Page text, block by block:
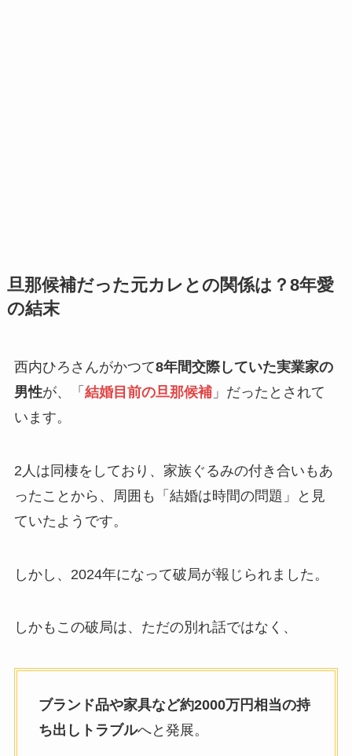
旦那候補だった元カレとの関係は？8年愛
の結末
西内ひろさんがかつて8年間交際していた実業家の
男性が、「 結婚目前の旦那候補」だったとされて
います。
2人は同棲をしており、家族ぐるみの付き合いもあ
ったことから、周囲も「結婚は時間の問題」と見
ていたようです。
しかし、2024年になって破局が報じられました。
しかもこの破局は、ただの別れ話ではなく、
ブランド品や家具など約2000万円相当の持
ち出しトラブルへと発展。